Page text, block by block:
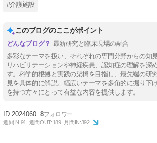
#介護施設
このブログのここがポイント
最新研究と臨床現場の融合
多彩なテーマを扱い、それぞれの専門分野からの知
リハビリテーションや神経疾患、認知症の理解を深
す。科学的根拠と実践の架橋を目指し、最先端の研
見を具体的に解説。幅広いテーマを多角的に掘り下
を持つ方々にとって有益な内容を提供します。
2024060 8
週間IN:91 週間OUT:189 月間IN:392